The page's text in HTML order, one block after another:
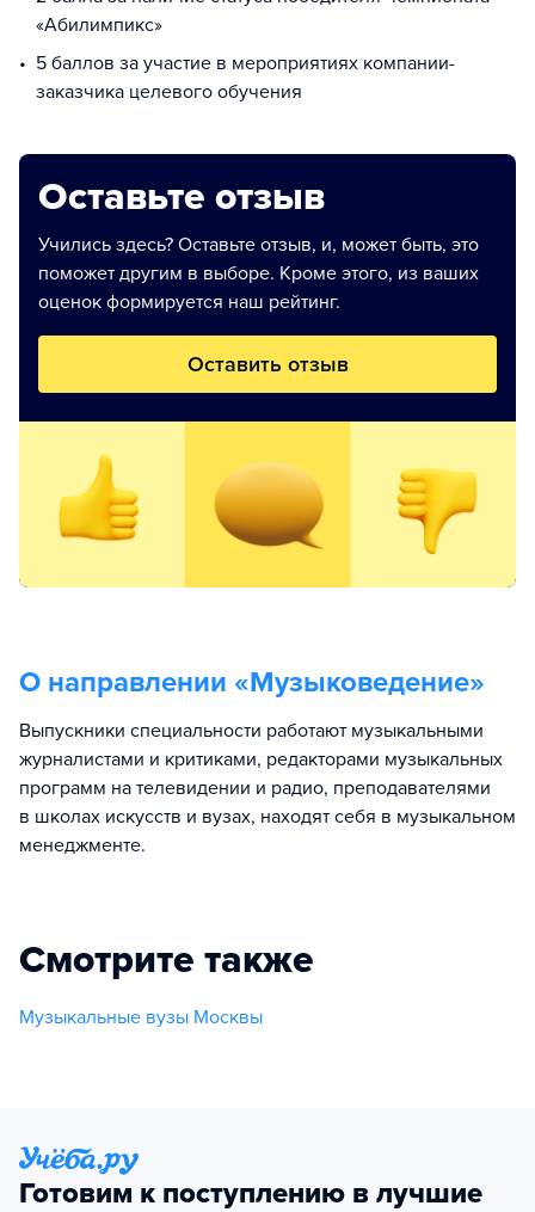
«Абилимпикс»
5 баллов за участие в мероприятиях компании-
заказчика целевого обучения
Оставьте отзыв
Учились здесь? Оставьте отзыв, и, может быть, это
поможет другим в выборе. Кроме этого, из ваших
оценок формируется наш рейтинг.
Оставить отзыв
О направлении «Музыковедение»
Выпускники специальности работают музыкальными
журналистами и критиками, редакторами музыкальных
программ на телевидении и радио, преподавателями
в школах искусств и вузах, находят себя в музыкальном
менеджменте.
Смотрите также
Музыкальные вузы Москвы
Готовим к поступлению в лучшие